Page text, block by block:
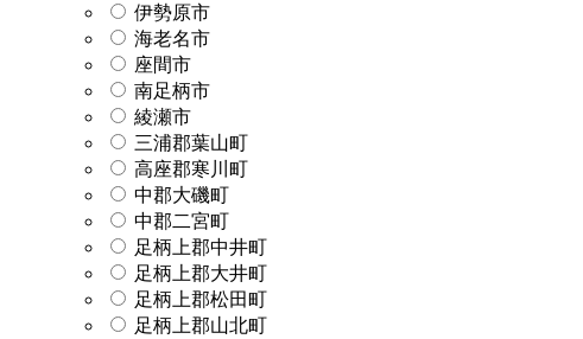
伊勢原市
海老名市
座間市
南足柄市
綾瀬市
三浦郡葉山町
高座郡寒川町
中郡大磯町
中郡二宮町
足柄上郡中井町
足柄上郡大井町
足柄上郡松田町
足柄上郡山北町